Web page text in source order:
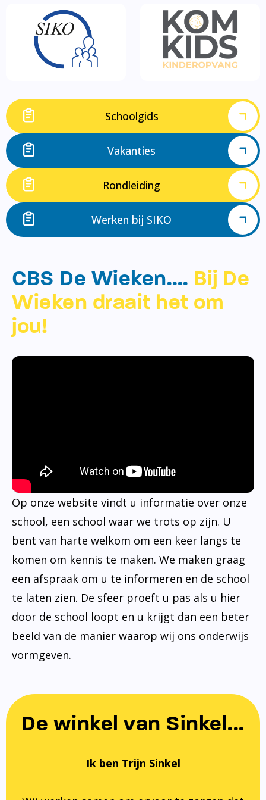
Schoolgids
Vakanties
Rondleiding
Werken bij SIKO
CBS De Wieken…. Bij De
Wieken draait het om
jou!
Op onze website vindt u informatie over onze
school, een school waar we trots op zijn. U
bent van harte welkom om een keer langs te
komen om kennis te maken. We maken graag
een afspraak om u te informeren en de school
te laten zien. De sfeer proeft u pas als u hier
door de school loopt en u krijgt dan een beter
beeld van de manier waarop wij ons onderwijs
vormgeven.
De winkel van Sinkel...
Ik ben Trijn Sinkel